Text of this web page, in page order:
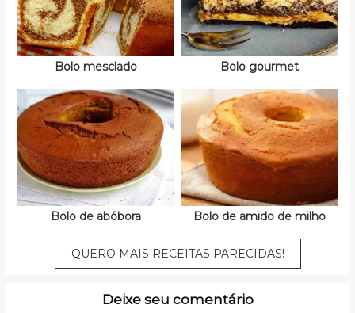
Bolo mesclado Bolo gourmet
Bolo de abóbora Bolo de amido de milho
QUERO MAIS RECEITAS PARECIDAS!
Deixe seu comentário